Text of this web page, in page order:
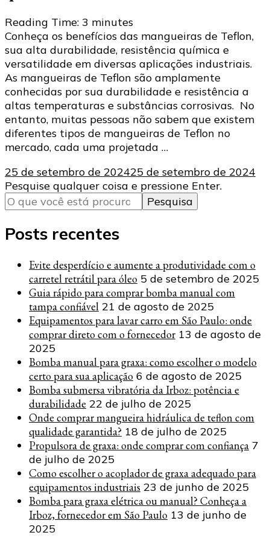
Reading Time: 3 minutes
Conheça os benefícios das mangueiras de Teflon,
sua alta durabilidade, resistência química e
versatilidade em diversas aplicações industriais.
As mangueiras de Teflon são amplamente
conhecidas por sua durabilidade e resistência a
altas temperaturas e substâncias corrosivas. No
entanto, muitas pessoas não sabem que existem
diferentes tipos de mangueiras de Teflon no
mercado, cada uma projetada …
25 de setembro de 202425 de setembro de 2024
Procurando
algo?
Pesquise qualquer coisa e pressione Enter.
Posts recentes
Evite desperdício e aumente a produtividade com o
carretel retrátil para óleo 5 de setembro de 2025
Guia rápido para comprar bomba manual com
tampa confiável 21 de agosto de 2025
Equipamentos para lavar carro em São Paulo: onde
comprar direto com o fornecedor 13 de agosto de
2025
Bomba manual para graxa: como escolher o modelo
certo para sua aplicação 6 de agosto de 2025
Bomba submersa vibratória da Irboz: potência e
durabilidade 22 de julho de 2025
Onde comprar mangueira hidráulica de teflon com
qualidade garantida? 18 de julho de 2025
Propulsora de graxa: onde comprar com confiança 7
de julho de 2025
Como escolher o acoplador de graxa adequado para
equipamentos industriais 23 de junho de 2025
Bomba para graxa elétrica ou manual? Conheça a
Irboz, fornecedor em São Paulo 13 de junho de
2025